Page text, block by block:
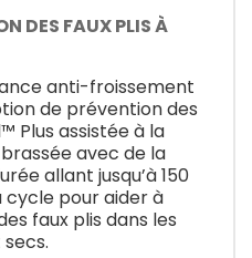
DES FAUX PLIS À
anti-froissement
de prévention des
Plus assistée à la
avec de la
allant jusqu’à 150
cycle pour aider à
faux plis dans les